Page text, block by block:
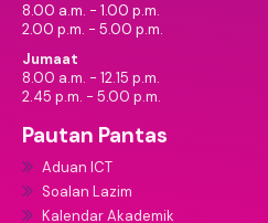
8.00 a.m. - 1.00 p.m.
2.00 p.m. - 5.00 p.m.
Jumaat
8.00 a.m. - 12.15 p.m.
2.45 p.m. - 5.00 p.m.
Pautan Pantas
Aduan ICT
Soalan Lazim
Kalendar Akademik